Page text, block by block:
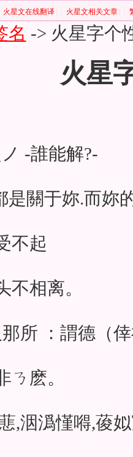
火星文在线翻译 火星文相关文章
名 -> 火星字个
火星
-誰能解?-
是關于妳.而妳
不起
相离。
所 ：謂德（
麽。
,洇潙慬嘚,葰